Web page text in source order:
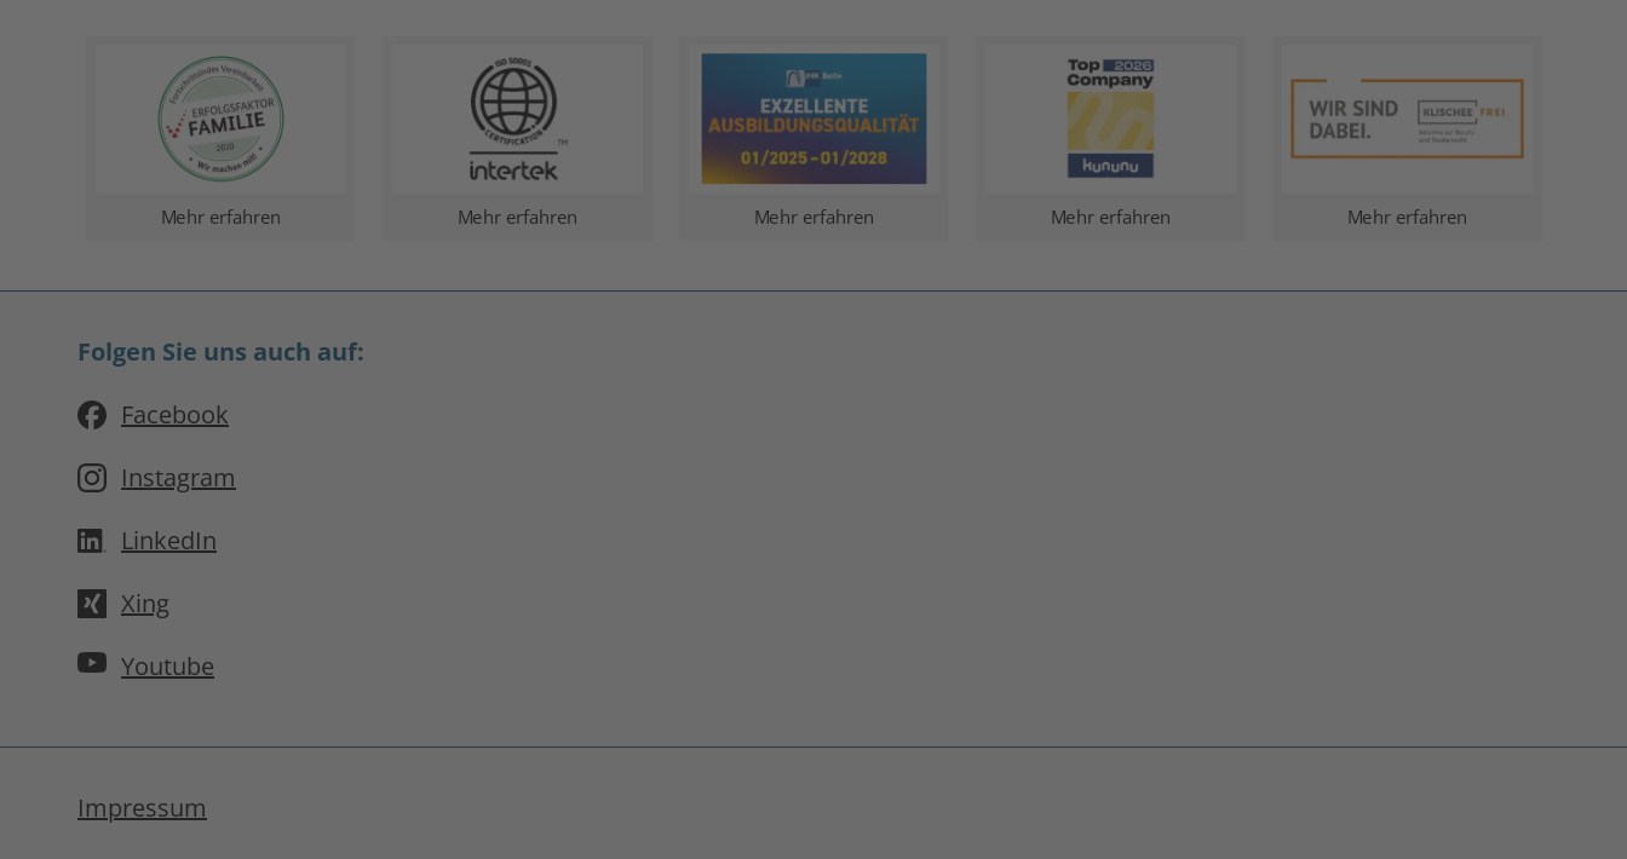
Mehr erfahren Mehr erfahren Mehr erfahren Mehr erfahren Mehr erfahren
Folgen Sie uns auch auf:
Facebook
Instagram
LinkedIn
Xing
Youtube
Impressum